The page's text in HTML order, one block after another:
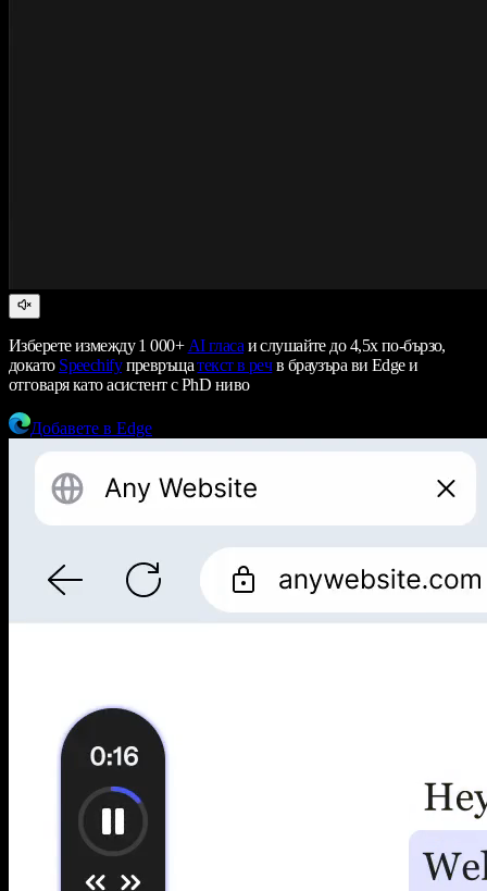
Изберете измежду 1 000+ AI гласа и слушайте до 4,5x по-бързо,
докато Speechifyпревръщатекст в речв браузъра ви Edge и
отговаря като асистент с PhD ниво
Добавете в Edge